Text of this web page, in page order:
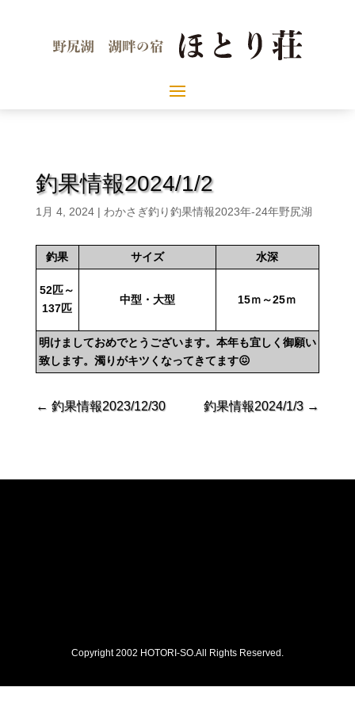
釣果情報2024/1/2
1月 4, 2024| わかさぎ釣り釣果情報2023年-24年野尻湖
釣果 サイズ 水深
52匹～
137匹
中型・大型 15ｍ～25ｍ
明けましておめでとうございます。本年も宜しく御願い
致します。濁りがキツくなってきてます😖
← 釣果情報2023/12/30 釣果情報2024/1/3 →
Copyright 2002 HOTORI-SO.All Rights Reserved.